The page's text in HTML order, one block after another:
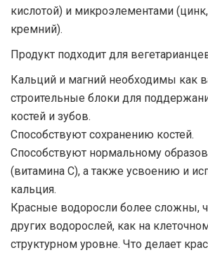
кислотой) и микроэлементами
кремний).
Продукт подходит для
Кальций и магний необходимы как
строительные блоки для
костей и зубов.
Способствуют сохранению костей.
Способствуют нормальному
(витамина С), а также усвоению и
кальция.
Красные водоросли более сложны,
других водорослей, как на
структурном уровне. Что делает